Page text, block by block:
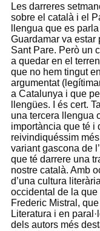
Les darreres
sobre el català i el
llengua que es
Guardamar va estar
Sant Pare. Però un
a quedar en el
que no hem tingut
argumentat
a Catalunya i que
llengües. I és cert.
una tercera llengua
importància que té i
reivindiquéssim
variant gascona de
que té darrere una
nostre català. Amb
d’una cultura
occidental de la
Frederic Mistral,
Literatura i en
dels autors més